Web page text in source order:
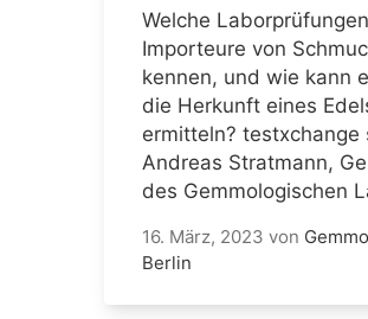
Welche
Importeure von
kennen, und wie kann
die Herkunft eines
ermitteln? testxchange
Andreas Stratmann,
des Gemmologischen
16. März, 2023 von
Berlin